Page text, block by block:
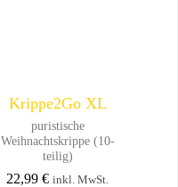
Krippe2Go XL
puristische
Weihnachtskrippe (10-
teilig)
22,99€ inkl. MwSt.